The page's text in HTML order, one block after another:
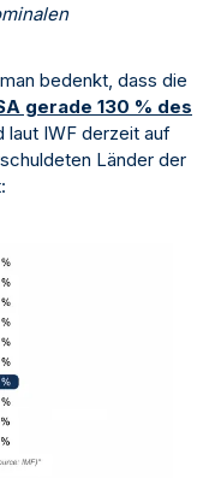
bedenkt, dass die
gerade 130 % des
laut IWF derzeit auf
Länder der